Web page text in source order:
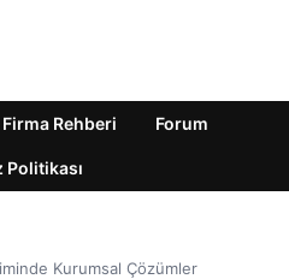
Firma Rehberi Forum
Politikası
Kurumsal Çözümler